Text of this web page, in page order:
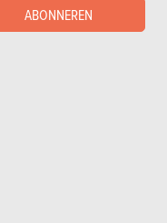
ABONNEREN